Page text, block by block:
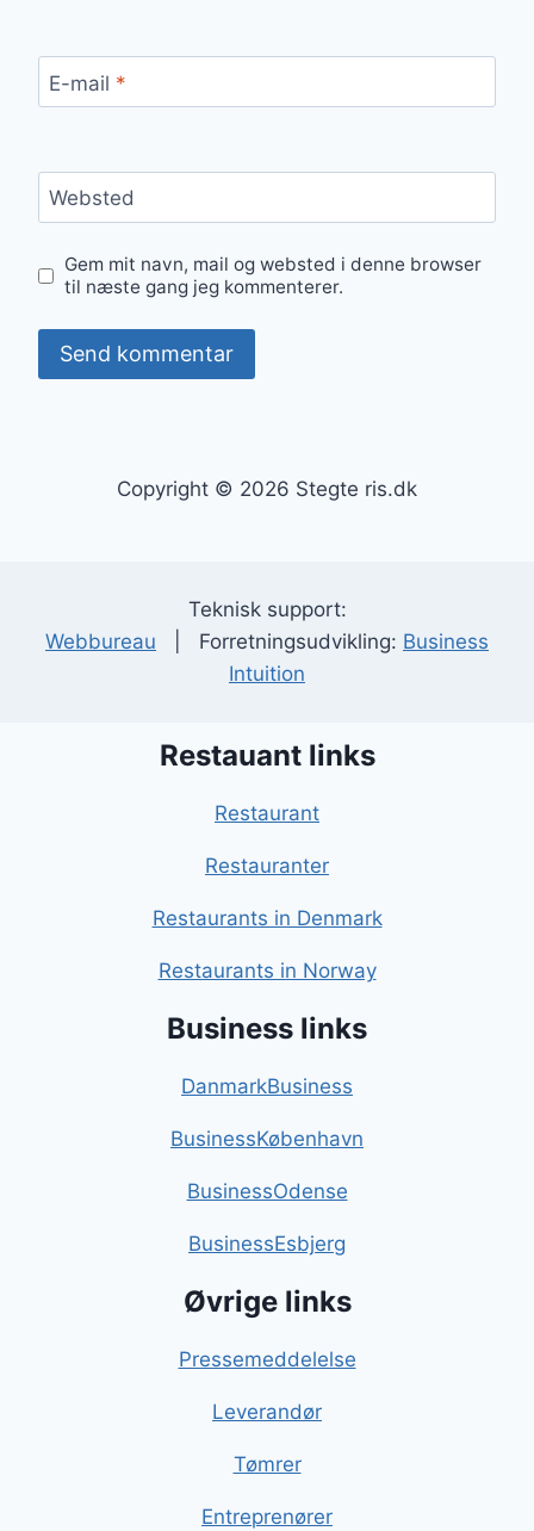
E-mail *
Websted
Gem mit navn, mail og websted i denne browser
til næste gang jeg kommenterer.
Copyright © 2026 Stegte ris.dk
Teknisk support:
Webbureau | Forretningsudvikling: Business
Intuition
Restauant links
Restaurant
Restauranter
Restaurants in Denmark
Restaurants in Norway
Business links
DanmarkBusiness
BusinessKøbenhavn
BusinessOdense
BusinessEsbjerg
Øvrige links
Pressemeddelelse
Leverandør
Tømrer
Entreprenører